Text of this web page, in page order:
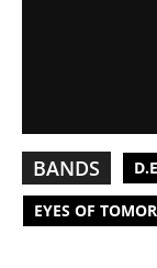
BANDS
EYES OF